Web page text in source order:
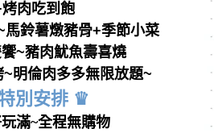
烤肉吃到飽
馬鈴薯燉豬骨+季節小菜
~豬肉魷魚壽喜燒
~明倫肉多多無限放題~
別安排 ♛
滿~全程無購物